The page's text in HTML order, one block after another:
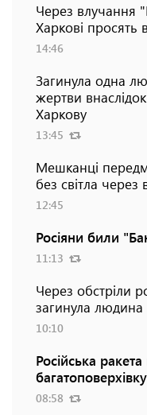
Через влучання
Харкові просять
14:46
Загинула одна
жертви
Харкову
13:45
Мешканці
без світла через
12:45
Росіяни били
11:13
Через обстріли
загинула людина
10:10
Російська
08:58